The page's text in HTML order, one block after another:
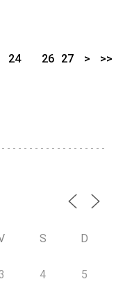
24
26 27 > >>
S D
4 5